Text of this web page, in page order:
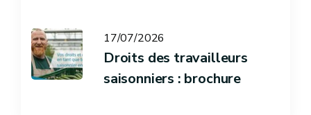
17/07/2026
Droits des travailleurs
saisonniers : brochure